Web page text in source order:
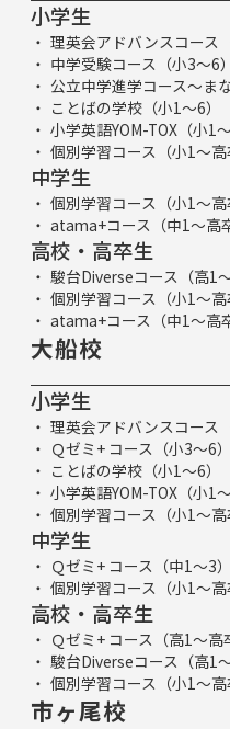
小学生
理英会アドバンスコース
中学受験コース（小3～6）
公立中学進学コース～ま
ことばの学校（小1～6）
小学英語YOM-TOX（小1～
個別学習コース（小1～高
中学生
個別学習コース（小1～高
atama+コース（中1～高
高校・高卒生
駿台Diverseコース（高1～
個別学習コース（小1～高
atama+コース（中1～高
大船校
小学生
理英会アドバンスコース
Ｑゼミ+ コース（小3～6）
ことばの学校（小1～6）
小学英語YOM-TOX（小1～
個別学習コース（小1～高
中学生
Ｑゼミ+ コース（中1～3）
個別学習コース（小1～高
高校・高卒生
Ｑゼミ+ コース（高1～高
駿台Diverseコース（高1～
個別学習コース（小1～高
市ヶ尾校